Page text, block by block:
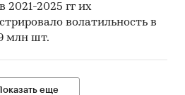
2021-2025 гг их
волатильность в
млн шт.
еще